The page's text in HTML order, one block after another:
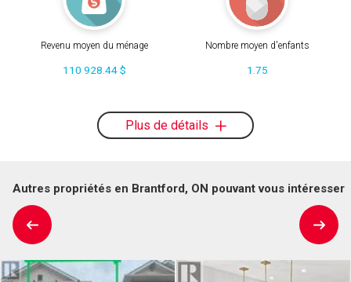
Revenu moyen du ménage
110 928.44 $
Nombre moyen d'enfants
1.75
Plus de détails
Autres propriétés en Brantford, ON pouvant vous intéresser